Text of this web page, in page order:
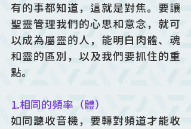
有的事都知道，這就是對焦。要讓
聖靈管理我們的心思和意念，就可
以成為屬靈的人，能明白肉體、魂
和靈的區別，以及我們要抓住的重
點。
1.相同的頻率（體）
如同聽收音機，要轉對頻道才能收